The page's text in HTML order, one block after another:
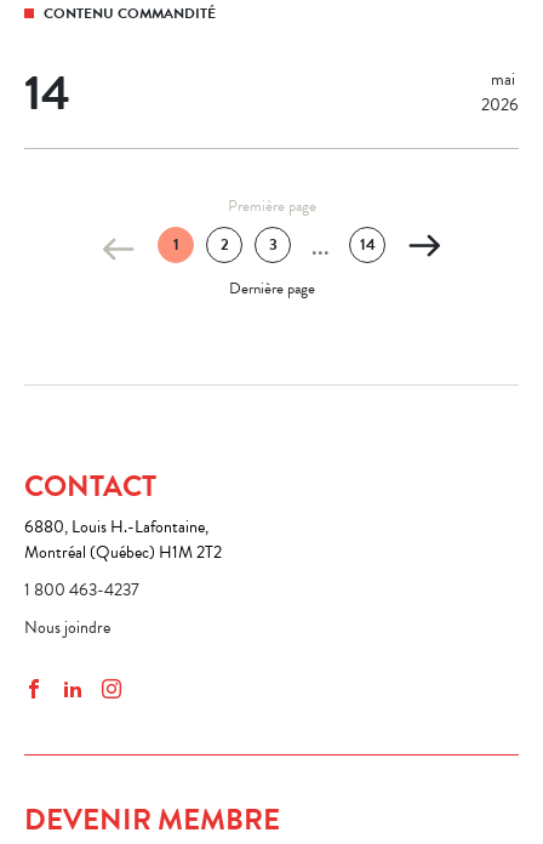
CONTENU COMMANDITÉ
14
mai
2026
Première page
1
2 3 ...
14
Dernière page
CONTACT
6880, Louis H.-Lafontaine,
Montréal (Québec) H1M 2T2
1 800 463-4237
Nous joindre
FacebookLinkedInInstagram
DEVENIR MEMBRE